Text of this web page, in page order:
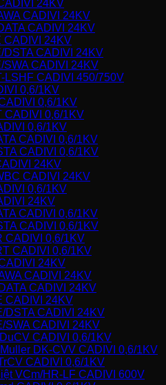
24KV
CADIVI 24KV
CADIVI 24KV
CADIVI 24KV
DSTA CADIVI 24KV
SWA CADIVI 24KV
LSHF CADIVI 450/750V
0,6/1KV
0,6/1KV
CADIVI 0,6/1KV
0,6/1KV
CADIVI 0,6/1KV
CADIVI 0,6/1KV
24KV
CADIVI 24KV
0,6/1KV
24KV
CADIVI 0,6/1KV
CADIVI 0,6/1KV
CADIVI 0,6/1KV
CADIVI 0,6/1KV
24KV
CADIVI 24KV
CADIVI 24KV
CADIVI 24KV
DSTA CADIVI 24KV
SWA CADIVI 24KV
CADIVI 0,6/1KV
DK-CVV CADIVI 0,6/1KV
CADIVI 0,6/1KV
VCm/HR-LF CADIVI 600V